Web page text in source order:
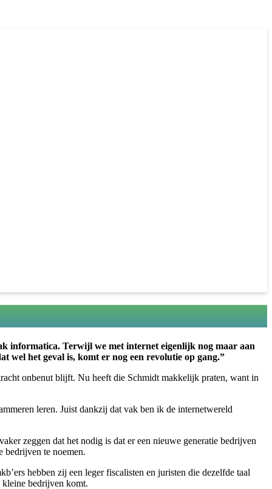
informatica. Terwijl we met internet eigenlijk nog maar aan
wel het geval is, komt er nog een revolutie op gang.”
onbenut blijft. Nu heeft die Schmidt makkelijk praten, want in
leren. Juist dankzij dat vak ben ik de internetwereld
zeggen dat het nodig is dat er een nieuwe generatie bedrijven
bedrijven te noemen.
hebben zij een leger fiscalisten en juristen die dezelfde taal
bedrijven komt.